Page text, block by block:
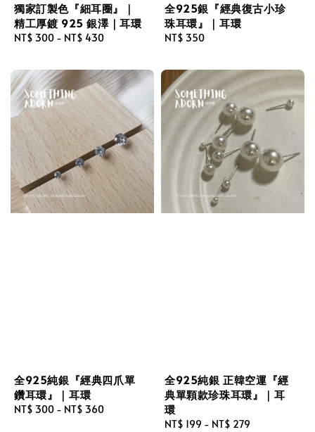
獨家訂製色『細耳圈』｜
精工厚鍍 925 銀澤｜耳環
Regular
NT$ 300 - NT$ 430
全925銀『經典復古小珍
珠耳環』｜耳環
Regular
NT$ 350
全925純銀『經典四爪單
鑽耳環』｜耳環
Regular
NT$ 300 - NT$ 360
全925純銀 正韓空運『經
典單顆款珍珠耳環』｜耳
環
Regular
NT$ 199 - NT$ 279